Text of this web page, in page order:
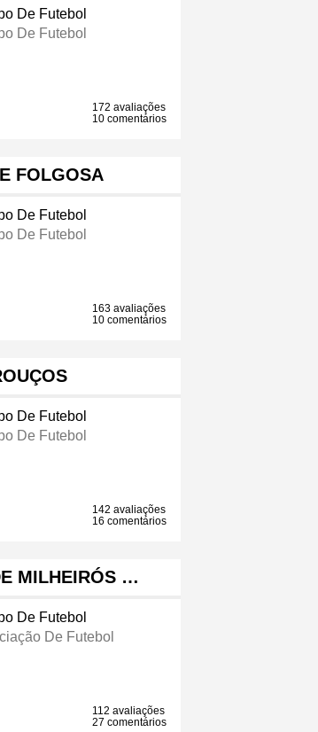
De Futebol
De Futebol
172 avaliações
10 comentários
FOLGOSA
De Futebol
De Futebol
163 avaliações
10 comentários
De Futebol
De Futebol
142 avaliações
16 comentários
MILHEIRÓS …
De Futebol
De Futebol
112 avaliações
27 comentários